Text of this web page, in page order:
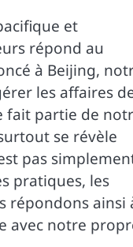
et
répond au
à Beijing,
les affaires
fait partie de
se révèle
pas
pratiques, les
répondons ainsi
avec notre